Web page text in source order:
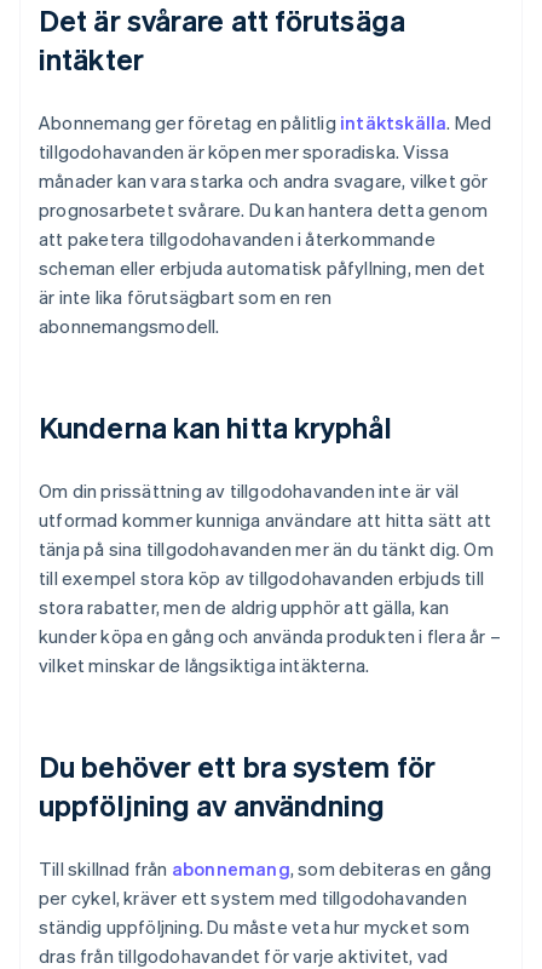
Det är svårare att förutsäga
intäkter
Abonnemang ger företag en pålitlig intäktskälla. Med
tillgodohavanden är köpen mer sporadiska. Vissa
månader kan vara starka och andra svagare, vilket gör
prognosarbetet svårare. Du kan hantera detta genom
att paketera tillgodohavanden i återkommande
scheman eller erbjuda automatisk påfyllning, men det
är inte lika förutsägbart som en ren
abonnemangsmodell.
Kunderna kan hitta kryphål
Om din prissättning av tillgodohavanden inte är väl
utformad kommer kunniga användare att hitta sätt att
tänja på sina tillgodohavanden mer än du tänkt dig. Om
till exempel stora köp av tillgodohavanden erbjuds till
stora rabatter, men de aldrig upphör att gälla, kan
kunder köpa en gång och använda produkten i flera år –
vilket minskar de långsiktiga intäkterna.
Du behöver ett bra system för
uppföljning av användning
Till skillnad från abonnemang, som debiteras en gång
per cykel, kräver ett system med tillgodohavanden
ständig uppföljning. Du måste veta hur mycket som
dras från tillgodohavandet för varje aktivitet, vad